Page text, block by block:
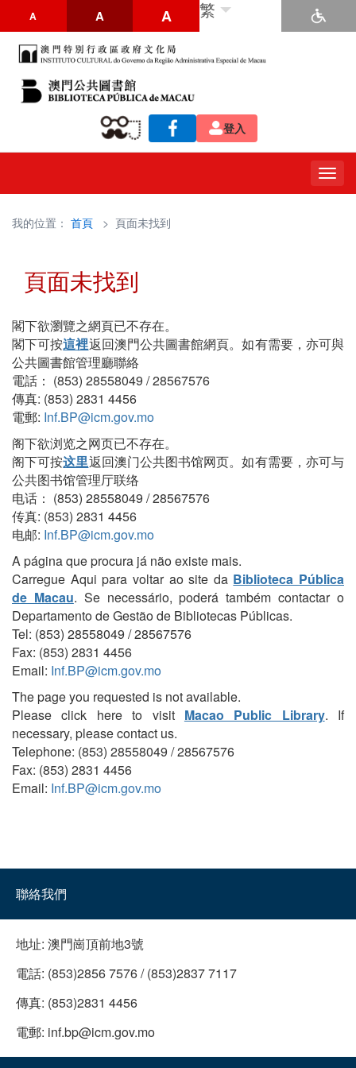
A A A 繁
登入
我的位置： 首頁 > 頁面未找到
頁面未找到
閣下欲瀏覽之網頁已不存在。
閣下可按這裡返回澳門公共圖書館網頁。如有需要，亦可與
公共圖書館管理廳聯絡
電話： (853) 28558049 / 28567576
傳真: (853) 2831 4456
電郵: Inf.BP@icm.gov.mo
阁下欲浏览之网页已不存在。
阁下可按这里返回澳门公共图书馆网页。如有需要，亦可与
公共图书馆管理厅联络
电话： (853) 28558049 / 28567576
传真: (853) 2831 4456
电邮: Inf.BP@icm.gov.mo
A página que procura já não existe mais.
Carregue Aqui para voltar ao site da Biblioteca Pública
de Macau. Se necessário, poderá também contactar o
Departamento de Gestão de Bibliotecas Públicas.
Tel: (853) 28558049 / 28567576
Fax: (853) 2831 4456
Email: Inf.BP@icm.gov.mo
The page you requested is not available.
Please click here to visit Macao Public Library. If
necessary, please contact us.
Telephone: (853) 28558049 / 28567576
Fax: (853) 2831 4456
Email: Inf.BP@icm.gov.mo
聯絡我們
地址: 澳門崗頂前地3號
電話: (853)2856 7576 / (853)2837 7117
傳真: (853)2831 4456
電郵: inf.bp@icm.gov.mo